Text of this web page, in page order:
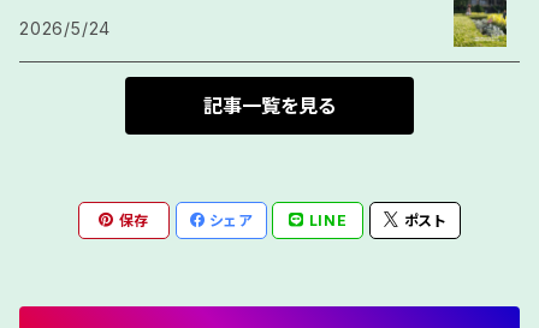
2026/5/24
記事一覧を見る
保存 シェア LINE ポスト